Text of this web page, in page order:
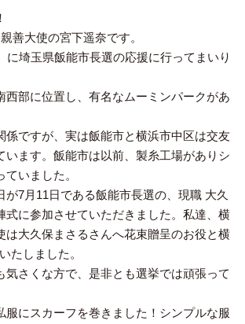
善大使の宮下遥奈です。
に埼玉県飯能市長選の応援に行ってまいり
西部に位置し、有名なムーミンパークがあ
係ですが、実は飯能市と横浜市中区は交友
います。飯能市は以前、製糸工場がありシ
いました。
が7月11日である飯能市長選の、現職 大久
式に参加させていただきました。私達、横
は大久保まさるさんへ花束贈呈のお役と横
たしました。
気さくな方で、是非とも選挙では頑張って
服にスカーフを巻きました！シンプルな服